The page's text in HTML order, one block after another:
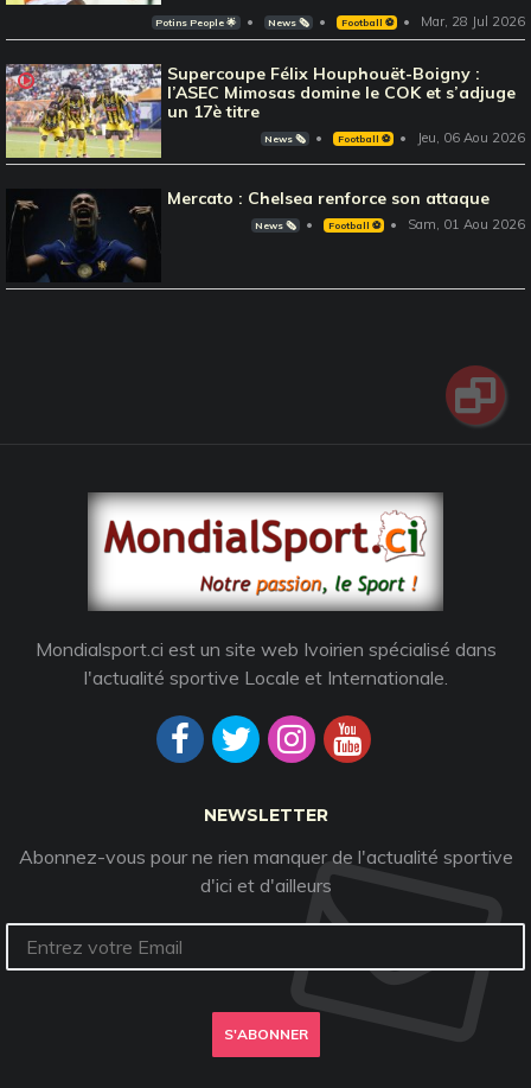
Potins People 🌟 News 🗞️ Football ⚽️ Mar, 28 Jul 2026
Supercoupe Félix Houphouët-Boigny :
l’ASEC Mimosas domine le COK et s’adjuge
un 17è titre
News 🗞️ Football ⚽️ Jeu, 06 Aou 2026
Mercato : Chelsea renforce son attaque
News 🗞️ Football ⚽️ Sam, 01 Aou 2026
Mondialsport.ci est un site web Ivoirien spécialisé dans
l'actualité sportive Locale et Internationale.
NEWSLETTER
Abonnez-vous pour ne rien manquer de l'actualité sportive
d'ici et d'ailleurs
S'ABONNER